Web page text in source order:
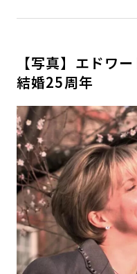
【写真】エドワ
結婚25周年